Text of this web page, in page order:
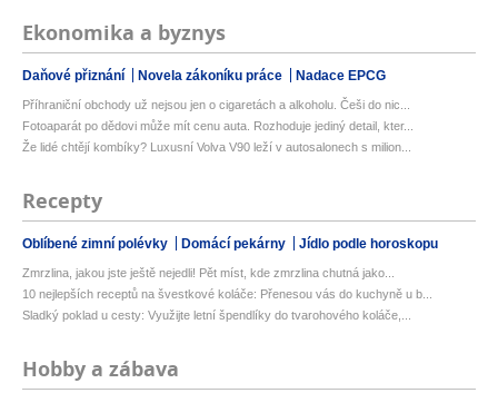
Ekonomika a byznys
Daňové přiznání Novela zákoníku práce Nadace EPCG
Příhraniční obchody už nejsou jen o cigaretách a alkoholu. Češi do nic...
Fotoaparát po dědovi může mít cenu auta. Rozhoduje jediný detail, kter...
Že lidé chtějí kombíky? Luxusní Volva V90 leží v autosalonech s milion...
Recepty
Oblíbené zimní polévky Domácí pekárny Jídlo podle horoskopu
Zmrzlina, jakou jste ještě nejedli! Pět míst, kde zmrzlina chutná jako...
10 nejlepších receptů na švestkové koláče: Přenesou vás do kuchyně u b...
Sladký poklad u cesty: Využijte letní špendlíky do tvarohového koláče,...
Hobby a zábava